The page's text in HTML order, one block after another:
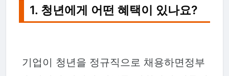
1. 청년에게 어떤 혜택이 있나요?
기업이 청년을 정규직으로 채용하면정부